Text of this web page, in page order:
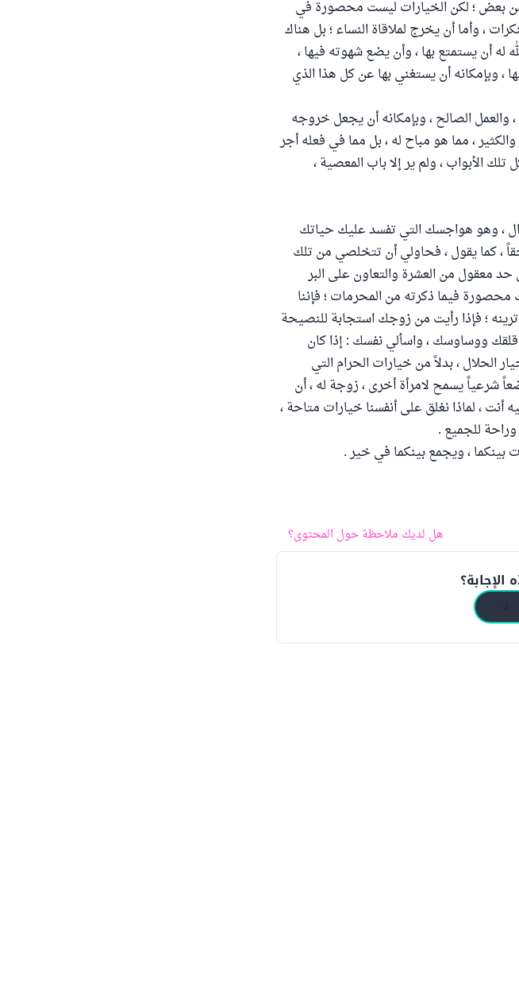
بعض ؛ لكن الخيارات ليست محصورة في
، وأما أن يخرج لملاقاة النساء ؛ بل هناك
له أن يستمتع بها ، وأن يضع شهوته فيها ،
، وبإمكانه أن يستغني بها عن كل هذا الذي
، والعمل الصالح ، وبإمكانه أن يجعل خروجه
، مما هو مباح له ، بل مما في فعله أجر
الأبواب ، ولم ير إلا باب المعصية ،
، وهو هواجسك التي تفسد عليك حياتك
، كما يقول ، فحاولي أن تتخلصي من تلك
معقول من العشرة والتعاون على البر
فيما ذكرته من المحرمات ؛ فإننا
؛ فإذا رأيت من زوجك استجابة للنصيحة
ووساوسك ، واسألي نفسك : إذا كان
الحلال ، بدلاً من خيارات الحرام التي
شرعياً يسمح لامرأة أخرى ، زوجة له ، أن
أنت ، لماذا نغلق على أنفسنا خيارات متاحة ،
وراحة للجميع .
، ويجمع بينكما في خير .
هل لديك ملاحظة حول المحتوى؟